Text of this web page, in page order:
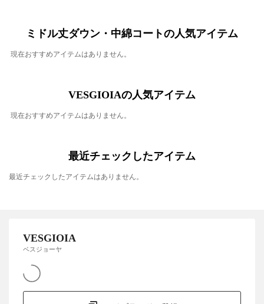
ミドル丈ダウン・中綿コートの人気アイテム
現在おすすめアイテムはありません。
VESGIOIAの人気アイテム
現在おすすめアイテムはありません。
最近チェックしたアイテム
最近チェックしたアイテムはありません。
VESGIOIA
ベスジョーヤ